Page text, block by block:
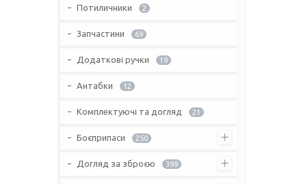
Потиличники 2
Запчастини 69
Додаткові ручки 19
Антабки 12
Комплектуючі та догляд 21
Боєприпаси 250
Догляд за зброєю 399